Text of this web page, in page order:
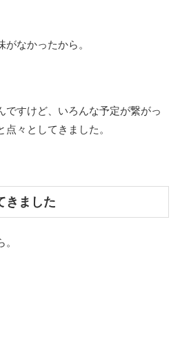
なかったから。
ですけど、いろんな予定が繋がっ
々としてきました。
きました